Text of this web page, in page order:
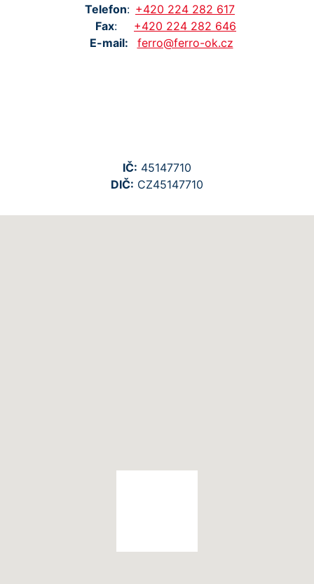
Telefon: +420 224 282 617
Fax: +420 224 282 646
E-mail:
ferro@ferro-ok.cz
IČ: 45147710
DIČ: CZ45147710